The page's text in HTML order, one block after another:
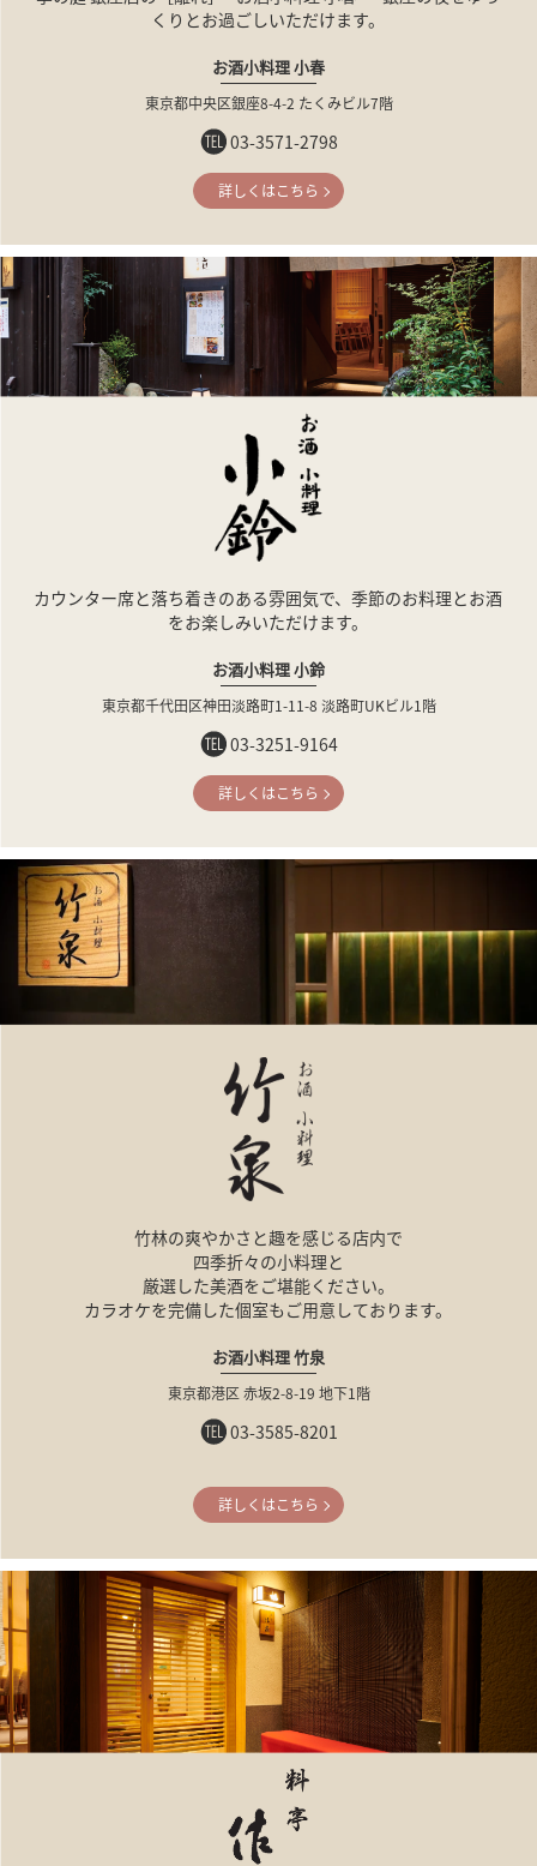
くりとお過ごしいただけます。
お酒小料理 小春
東京都中央区銀座8-4-2 たくみビル7階
03-3571-2798
詳しくはこちら
カウンター席と落ち着きのある雰囲気で、季節のお料理とお酒
をお楽しみいただけます。
お酒小料理 小鈴
東京都千代田区神田淡路町1-11-8 淡路町UKビル1階
03-3251-9164
詳しくはこちら
竹林の爽やかさと趣を感じる店内で
四季折々の小料理と
厳選した美酒をご堪能ください。
カラオケを完備した個室もご用意しております。
お酒小料理 竹泉
東京都港区 赤坂2-8-19 地下1階
03-3585-8201
詳しくはこちら